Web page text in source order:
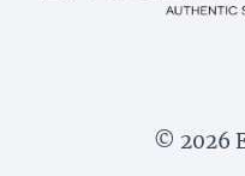
© 2026